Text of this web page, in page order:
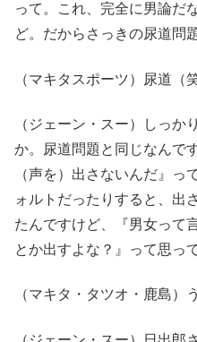
って。これ、完全に男論だ
ど。だからさっきの尿道問
（マキタスポーツ）尿道（
（ジェーン・スー）しっか
か。尿道問題と同じなんで
（声を）出さないんだ』っ
ォルトだったりすると、出
たんですけど、『男女って
とか出すよな？』って思って
（マキタ・タツオ・鹿島）